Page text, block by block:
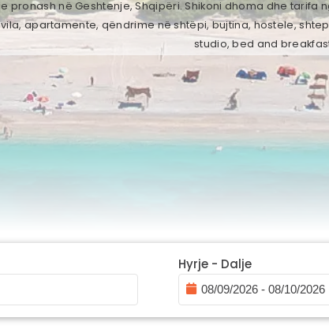
pronash në Geshtenje, Shqipëri. Shikoni dhoma dhe
apartamente, qëndrime në shtëpi, bujtina, hostele,
studio, bed and
Hyrje - Dalje